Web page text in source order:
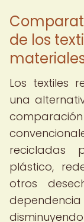
de los
Los textiles
una
recicladas
plástico,
otros